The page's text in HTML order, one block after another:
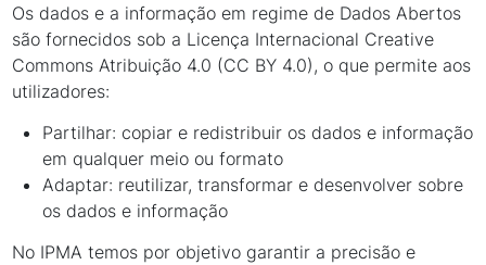
Os dados e a informação em regime de Dados Abertos
são fornecidos sob a Licença Internacional Creative
Commons Atribuição 4.0 (CC BY 4.0), o que permite aos
utilizadores:
Partilhar: copiar e redistribuir os dados e informação
em qualquer meio ou formato
Adaptar: reutilizar, transformar e desenvolver sobre
os dados e informação
No IPMA temos por objetivo garantir a precisão e